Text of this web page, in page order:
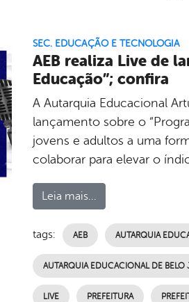
SEC. EDUCAÇÃO E TECNOLOGIA
AEB realiza Live de
Educação”; confira
A Autarquia Educacional
lançamento sobre o
jovens e adultos a uma
colaborar para elevar o
Leia mais...
tags: AEB AUTARQUIA
AUTARQUIA EDUCACIONAL DE BELO
LIVE PREFEITURA